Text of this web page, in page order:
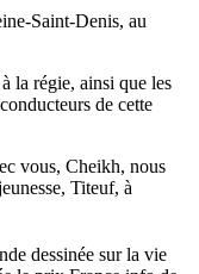
Saint-Denis, au
la régie, ainsi que les
de cette
vous, Cheikh, nous
Titeuf, à
dessinée sur la vie